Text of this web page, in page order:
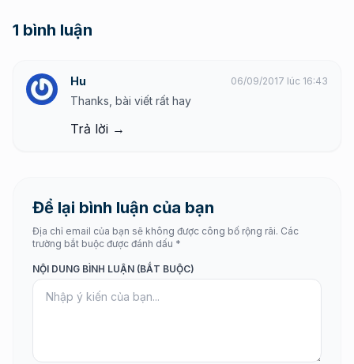
1 bình luận
Hu 06/09/2017 lúc 16:43
Thanks, bài viết rất hay
Trả lời →
Để lại bình luận của bạn
Địa chỉ email của bạn sẽ không được công bố rộng rãi. Các
trường bắt buộc được đánh dấu *
NỘI DUNG BÌNH LUẬN (BẮT BUỘC)